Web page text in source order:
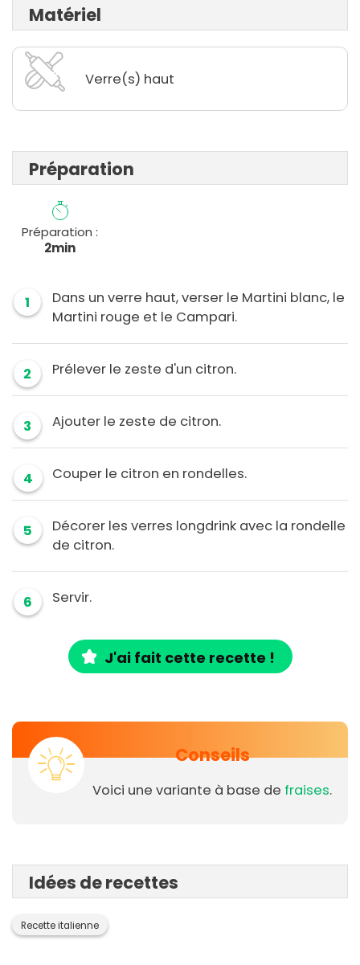
Matériel
Verre(s) haut
Préparation
Préparation :
2min
1
Dans un verre haut, verser le Martini blanc, le
Martini rouge et le Campari.
2 Prélever le zeste d'un citron.
3 Ajouter le zeste de citron.
4 Couper le citron en rondelles.
5
Décorer les verres longdrink avec la rondelle
de citron.
6 Servir.
J'ai fait cette recette !
Conseils
Voici une variante à base de fraises.
Idées de recettes
Recette italienne